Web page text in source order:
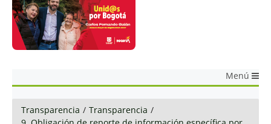
Menú
Transparencia / Transparencia /